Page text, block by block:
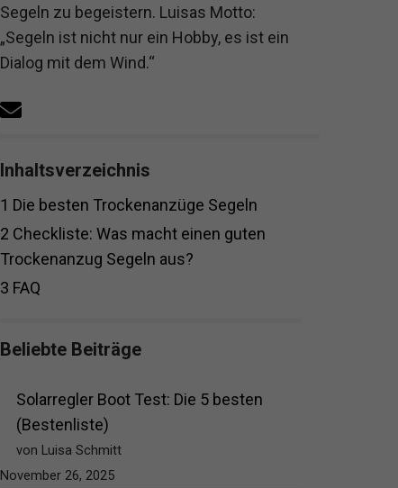
Segeln zu begeistern. Luisas Motto:
„Segeln ist nicht nur ein Hobby, es ist ein
Dialog mit dem Wind.“
Inhaltsverzeichnis
1 Die besten Trockenanzüge Segeln
2 Checkliste: Was macht einen guten
Trockenanzug Segeln aus?
3 FAQ
Beliebte Beiträge
Solarregler Boot Test: Die 5 besten
(Bestenliste)
von Luisa Schmitt
November 26, 2025